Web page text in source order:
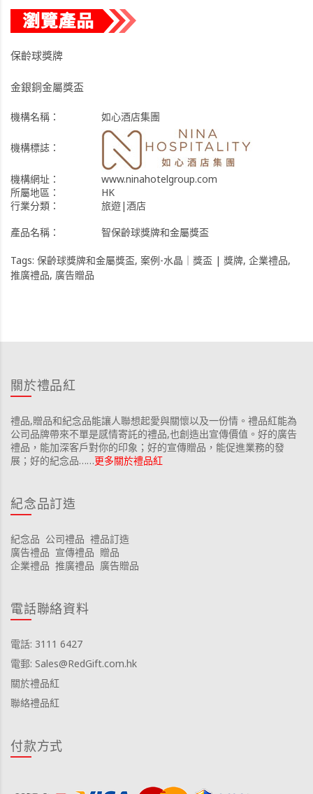
保齡球獎牌
金銀銅金屬獎盃
機構名稱： 如心酒店集團
機構標誌：
機構網址：
www.ninahotelgroup.com
所屬地區：
HK
行業分類：
旅遊|酒店
產品名稱：
智保齡球獎牌和金屬獎盃
Tags: 保齡球獎牌和金屬獎盃, 案例-水晶｜獎盃 | 獎牌, 企業禮品,
推廣禮品, 廣告贈品
關於禮品紅
禮品,贈品和紀念品能讓人聯想起愛與關懷以及一份情。禮品紅能為
公司品牌帶來不單是感情寄託的禮品,也創造出宣傳價值。好的廣告
禮品，能加深客戶對你的印象；好的宣傳贈品，能促進業務的發
展；好的紀念品……更多關於禮品紅
紀念品訂造
紀念品 公司禮品 禮品訂造
廣告禮品 宣傳禮品 贈品
企業禮品 推廣禮品 廣告贈品
電話聯絡資料
電話: 3111 6427
電郵: Sales@RedGift.com.hk
關於禮品紅
聯絡禮品紅
付款方式